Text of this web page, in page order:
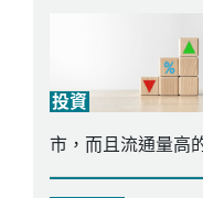
投資
市，而且流通量高